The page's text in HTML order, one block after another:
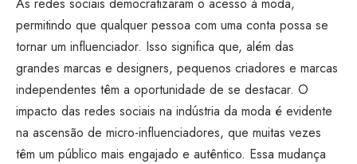
permitindo que qualquer pessoa com uma conta possa se
tornar um influenciador. Isso significa que, além das
grandes marcas e designers, pequenos criadores e marcas
independentes têm a oportunidade de se destacar. O
impacto das redes sociais na indústria da moda é evidente
na ascensão de micro-influenciadores, que muitas vezes
têm um público mais engajado e autêntico. Essa mudança